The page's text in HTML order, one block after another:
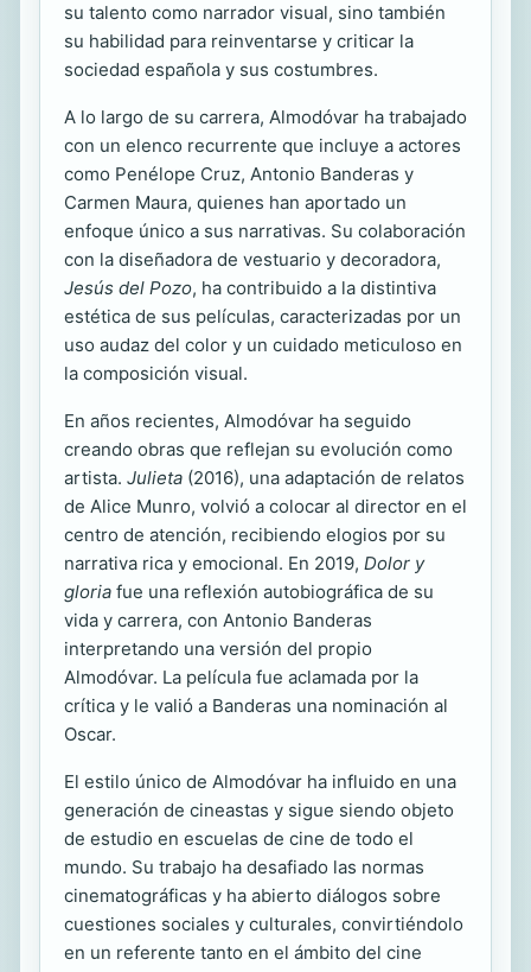
su talento como narrador visual, sino también
su habilidad para reinventarse y criticar la
sociedad española y sus costumbres.
A lo largo de su carrera, Almodóvar ha trabajado
con un elenco recurrente que incluye a actores
como Penélope Cruz, Antonio Banderas y
Carmen Maura, quienes han aportado un
enfoque único a sus narrativas. Su colaboración
con la diseñadora de vestuario y decoradora,
Jesús del Pozo, ha contribuido a la distintiva
estética de sus películas, caracterizadas por un
uso audaz del color y un cuidado meticuloso en
la composición visual.
En años recientes, Almodóvar ha seguido
creando obras que reflejan su evolución como
artista. Julieta (2016), una adaptación de relatos
de Alice Munro, volvió a colocar al director en el
centro de atención, recibiendo elogios por su
narrativa rica y emocional. En 2019, Dolor y
gloria fue una reflexión autobiográfica de su
vida y carrera, con Antonio Banderas
interpretando una versión del propio
Almodóvar. La película fue aclamada por la
crítica y le valió a Banderas una nominación al
Oscar.
El estilo único de Almodóvar ha influido en una
generación de cineastas y sigue siendo objeto
de estudio en escuelas de cine de todo el
mundo. Su trabajo ha desafiado las normas
cinematográficas y ha abierto diálogos sobre
cuestiones sociales y culturales, convirtiéndolo
en un referente tanto en el ámbito del cine